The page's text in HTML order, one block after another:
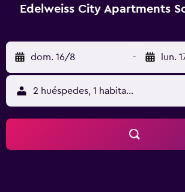
Edelweiss City Apartments
dom. 16/8 - lun.
2 huéspedes, 1 habitación